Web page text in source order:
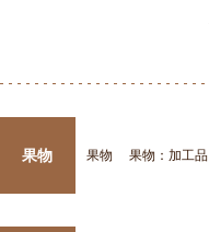
果物 果物 果物：加工品